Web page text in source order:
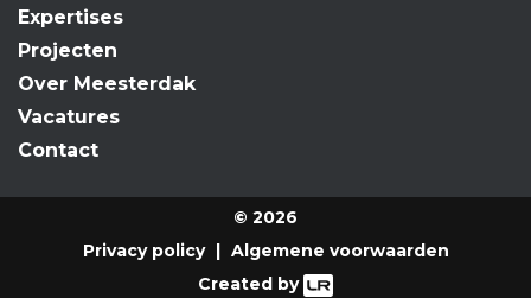
Expertises
Projecten
Over Meesterdak
Vacatures
Contact
© 2026
Privacy policy
Algemene voorwaarden
Created by